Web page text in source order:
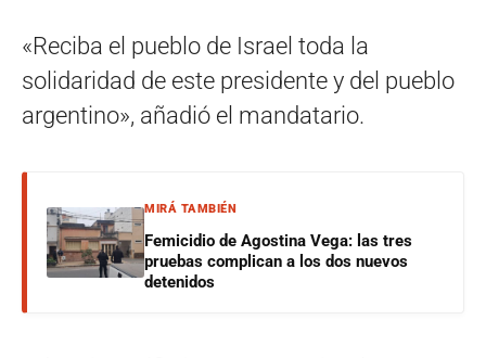
«Reciba el pueblo de Israel toda la
solidaridad de este presidente y del pueblo
argentino», añadió el mandatario.
MIRÁ TAMBIÉN
Femicidio de Agostina Vega: las tres
pruebas complican a los dos nuevos
detenidos